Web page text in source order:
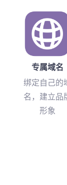
专属域名
绑定自己的
名，建立品
形象